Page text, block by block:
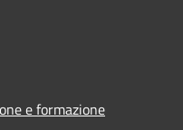
e formazione